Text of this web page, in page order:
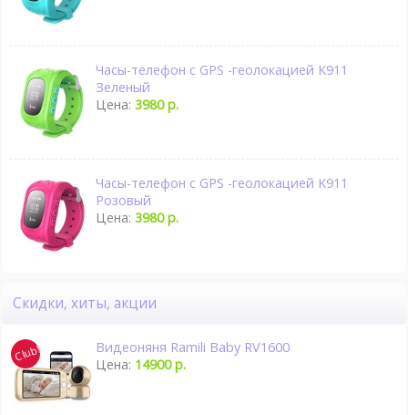
Часы-телефон с GPS -геолокацией K911
Зеленый
Цена:3980 р.
Часы-телефон с GPS -геолокацией K911
Розовый
Цена:3980 р.
Скидки, хиты, акции
Видеоняня Ramili Baby RV1600
Цена: 14900 р.